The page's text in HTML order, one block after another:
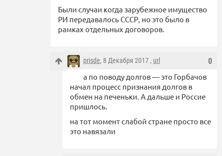
Были случаи когда зарубежное имущество
РИ передавалось СССР, но это было в
рамках отдельных договоров.
0
prisde, 8 Декабря 2017 , url
а по поводу долгов — это Горбачов
начал процесс признания долгов в
обмен на печеньки. А дальше и Россие
пришлось.
на тот момент слабой стране просто все
это навязали